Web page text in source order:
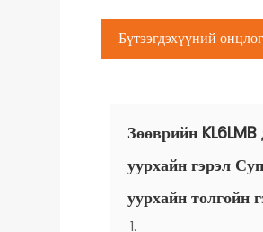
Бүтээгдэхүүний
Зөөврийн
уурхайн гэрэл
уурхайн толгойн